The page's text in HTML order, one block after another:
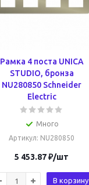
Рамка 4 поста UNICA
STUDIO, бронза
NU280850 Schneider
Electric
Много
Артикул: NU280850
5 453.87₽/шт
В корзину